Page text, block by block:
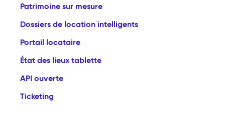
Patrimoine sur mesure
Dossiers de location intelligents
Portail locataire
État des lieux tablette
API ouverte
Ticketing